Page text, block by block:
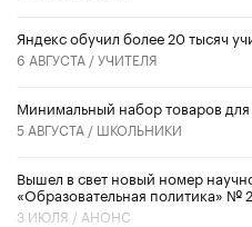
​Яндекс обучил более 20 тысяч
6 АВГУСТА /УЧИТЕЛЯ
Минимальный набор товаров
5 АВГУСТА / ШКОЛЬНИКИ
Вышел в свет новый номер
«Образовательная политика» №
3 ИЮЛЯ / АНОНС